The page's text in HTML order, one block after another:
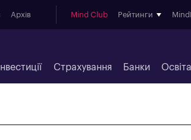
Архів Mind Club Рейтинги
Інвестиції Страхування Банки Освіта